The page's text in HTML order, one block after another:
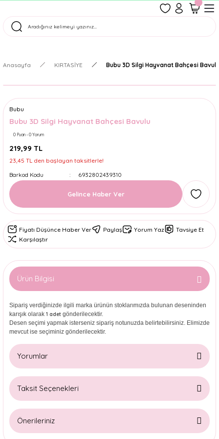
Tüm Siparişler Aynı Gün Kargoda!
Anasayfa KIRTASİYE Bubu 3D Silgi Hayvanat Bahçesi Bavulu
Bubu
Bubu 3D Silgi Hayvanat Bahçesi Bavulu
0 Puan - 0 Yorum
219,99 TL
23,45 TL den başlayan taksitlerle!
Barkod Kodu
6932802439310
Gelince Haber Ver
Fiyatı Düşünce Haber Ver Paylaş Yorum Yaz
Tavsiye Et
Karşılaştır
Ürün Bilgisi
Sipariş verdiğinizde ilgili marka ürünün stoklarımızda bulunan deseninden
karışık olarak 1 adet gönderilecektir.
Desen seçimi yapmak isterseniz sipariş notunuzda belirtebilirsiniz. Elimizde
mevcut ise seçiminiz gönderilecektir.
Yorumlar
Taksit Seçenekleri
Önerileriniz